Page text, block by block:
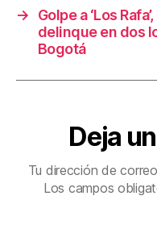
→
Golpe a ‘Los
delinque en dos
Bogotá
Deja
Tu dirección de
Los campos